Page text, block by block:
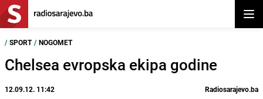
/ SPORT / NOGOMET
Chelsea evropska ekipa godine
12.09.12. 11:42 Radiosarajevo.ba